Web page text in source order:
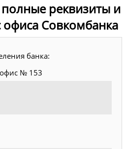
реквизиты и
Совкомбанка
банка:
№ 153